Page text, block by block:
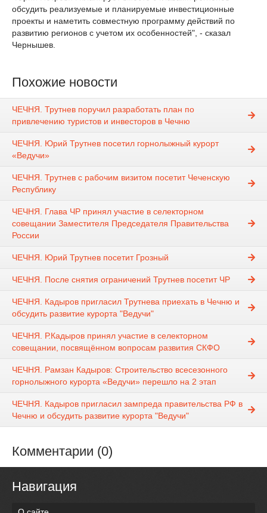
обсудить реализуемые и планируемые инвестиционные
проекты и наметить совместную программу действий по
развитию регионов с учетом их особенностей", - сказал
Чернышев.
Похожие новости
ЧЕЧНЯ. Трутнев поручил разработать план по
привлечению туристов и инвесторов в Чечню
ЧЕЧНЯ. Юрий Трутнев посетил горнолыжный курорт
«Ведучи»
ЧЕЧНЯ. Трутнев с рабочим визитом посетит Чеченскую
Республику
ЧЕЧНЯ. Глава ЧР принял участие в селекторном
совещании Заместителя Председателя Правительства
России
ЧЕЧНЯ. Юрий Трутнев посетит Грозный
ЧЕЧНЯ. После снятия ограничений Трутнев посетит ЧР
ЧЕЧНЯ. Кадыров пригласил Трутнева приехать в Чечню и
обсудить развитие курорта "Ведучи"
ЧЕЧНЯ. Р.Кадыров принял участие в селекторном
совещании, посвящённом вопросам развития СКФО
ЧЕЧНЯ. Рамзан Кадыров: Строительство всесезонного
горнолыжного курорта «Ведучи» перешло на 2 этап
ЧЕЧНЯ. Кадыров пригласил зампреда правительства РФ в
Чечню и обсудить развитие курорта "Ведучи"
Комментарии (0)
Навигация